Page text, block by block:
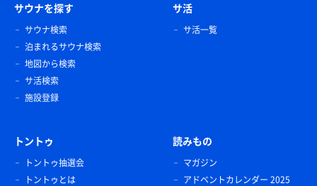
サウナを探す
サウナ検索
泊まれるサウナ検索
地図から検索
サ活検索
施設登録
サ活
サ活一覧
トントゥ
トントゥ抽選会
トントゥとは
読みもの
マガジン
アドベントカレンダー 2025